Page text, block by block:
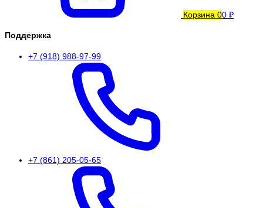
Корзина 00 ₽
Поддержка
+7 (918) 988-97-99
+7 (861) 205-05-65